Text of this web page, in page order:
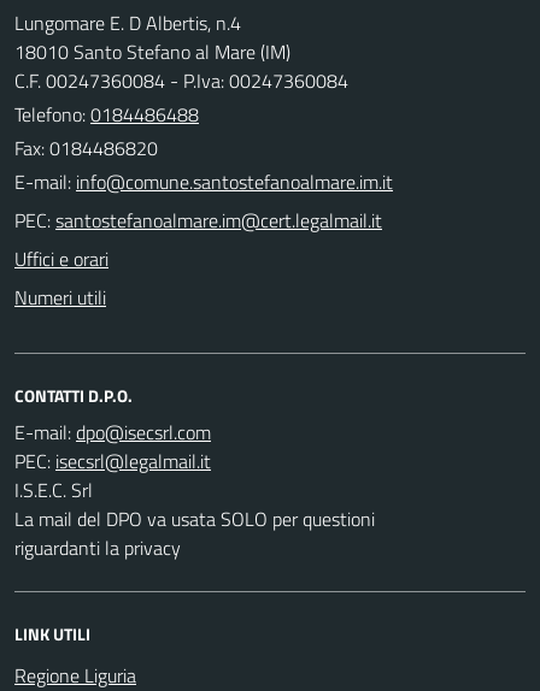
Lungomare E. D Albertis, n.4
18010 Santo Stefano al Mare (IM)
C.F. 00247360084 - P.Iva: 00247360084
Telefono:0184486488
Fax: 0184486820
E-mail:
PEC:
Uffici e orari
Numeri utili
CONTATTI D.P.O.
E-mail:
PEC:
I.S.E.C. Srl
La mail del DPO va usata SOLO per questioni
riguardanti la privacy
LINK UTILI
Regione Liguria